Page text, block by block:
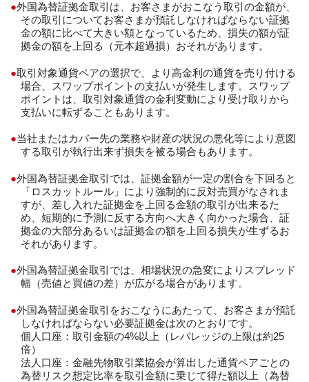
外国為替証拠金取引は、お客さまがおこなう取引の金額が、
その取引についてお客さまが預託しなければならない証拠
金の額に比べて大きい額となっているため、損失の額が証
拠金の額を上回る（元本超過損）おそれがあります。
取引対象通貨ペアの選択で、より高金利の通貨を売り付ける
場合、スワップポイントの支払いが発生します。スワップ
ポイントは、取引対象通貨の金利変動により受け取りから
支払いに転ずることもあります。
当社またはカバー先の業務や財産の状況の悪化等により意図
する取引が執行出来ず損失を被る場合もあります。
外国為替証拠金取引では、証拠金額が一定の割合を下回ると
「ロスカットルール」により強制的に反対売買がなされま
すが、差し入れた証拠金を上回る金額の取引が出来るた
め、短期的に予測に反する方向へ大きく向かった場合、証
拠金の大部分あるいは証拠金の額を上回る損失が生ずるお
それがあります。
外国為替証拠金取引では、相場状況の急変によりスプレッド
幅（売値と買値の差）が広がる場合があります。
外国為替証拠金取引をおこなうにあたって、お客さまが預託
しなければならない必要証拠金は次のとおりです。
個人口座：取引金額の4%以上（レバレッジの上限は約25
倍）
法人口座：金融先物取引業協会が算出した通貨ペアごとの
為替リスク想定比率を取引金額に乗じて得た額以上（為替